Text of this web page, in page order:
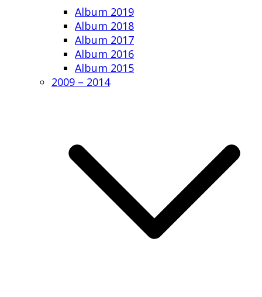
Album 2019
Album 2018
Album 2017
Album 2016
Album 2015
2009 – 2014